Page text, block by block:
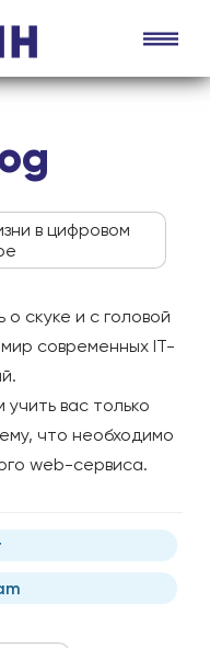
в цифровом
скуке и с головой
мир современных IT-
вас только
что необходимо
web-сервиса.